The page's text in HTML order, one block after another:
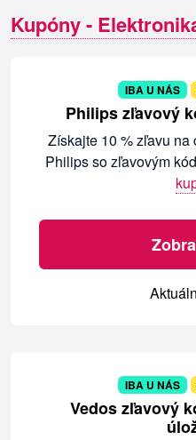
Kupóny -
IBA U NÁS
Philips zľavový
Získajte 10 % zľavu na
Philips so zľavovým
IBA U NÁS
Vedos zľavový